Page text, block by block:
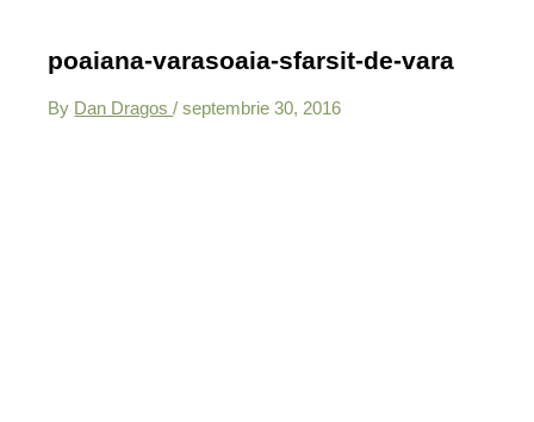
poaiana-varasoaia-sfarsit-de-vara
By Dan Dragos/septembrie 30, 2016